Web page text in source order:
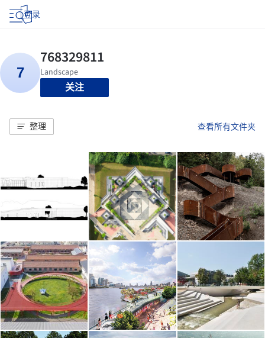
登录
关注
整理 查看所有文件夹